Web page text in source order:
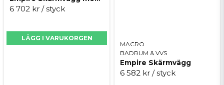
6 702 kr / styck
LÄGG I VARUKORGEN
MACRO
BADRUM & VVS
Empire Skärmvägg
6 582 kr / styck